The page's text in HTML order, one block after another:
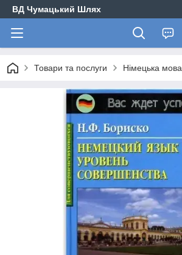
ВД Чумацький Шлях
Товари та послуги Німецька мова